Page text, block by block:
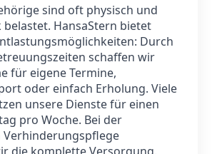
sind oft physisch und
belastet. HansaStern bietet
Durch
schaffen wir
für eigene Termine,
oder einfach Erholung. Viele
unsere Dienste für einen
pro Woche. Bei der